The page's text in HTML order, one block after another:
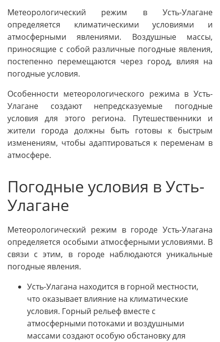
Метеорологический режим в Усть-Улагане
определяется климатическими условиями и
атмосферными явлениями. Воздушные массы,
приносящие с собой различные погодные явления,
постепенно перемещаются через город, влияя на
погодные условия.
Особенности метеорологического режима в Усть-
Улагане создают непредсказуемые погодные
условия для этого региона. Путешественники и
жители города должны быть готовы к быстрым
изменениям, чтобы адаптироваться к переменам в
атмосфере.
Погодные условия в Усть-
Улагане
Метеорологический режим в городе Усть-Улагана
определяется особыми атмосферными условиями. В
связи с этим, в городе наблюдаются уникальные
погодные явления.
Усть-Улагана находится в горной местности,
что оказывает влияние на климатические
условия. Горный рельеф вместе с
атмосферными потоками и воздушными
массами создают особую обстановку для